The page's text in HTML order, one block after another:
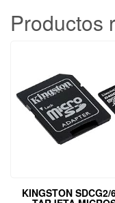
Productos
KINGSTON SDCG2/